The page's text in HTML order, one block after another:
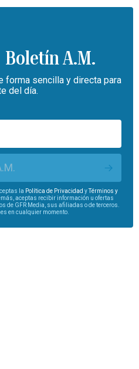
Boletín A.M.
forma sencilla y directa para
del día.
la Política de Privacidad yTérminos y
aceptas recibir información u ofertas
de GFR Media, sus afiliadas o de terceros.
en cualquier momento.